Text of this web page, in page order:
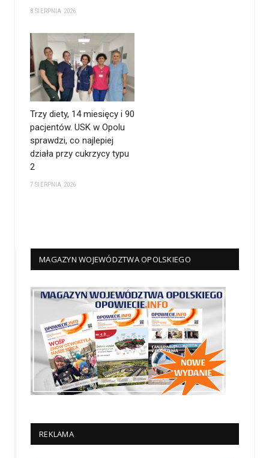
8 SIERPNIA 2026
Trzy diety, 14 miesięcy i 90
pacjentów. USK w Opolu
sprawdzi, co najlepiej
działa przy cukrzycy typu
2
7 SIERPNIA 2026
MAGAZYN WOJEWÓDZTWA OPOLSKIEGO
REKLAMA